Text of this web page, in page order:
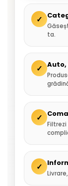
✓
ta.
✓
✓
✓